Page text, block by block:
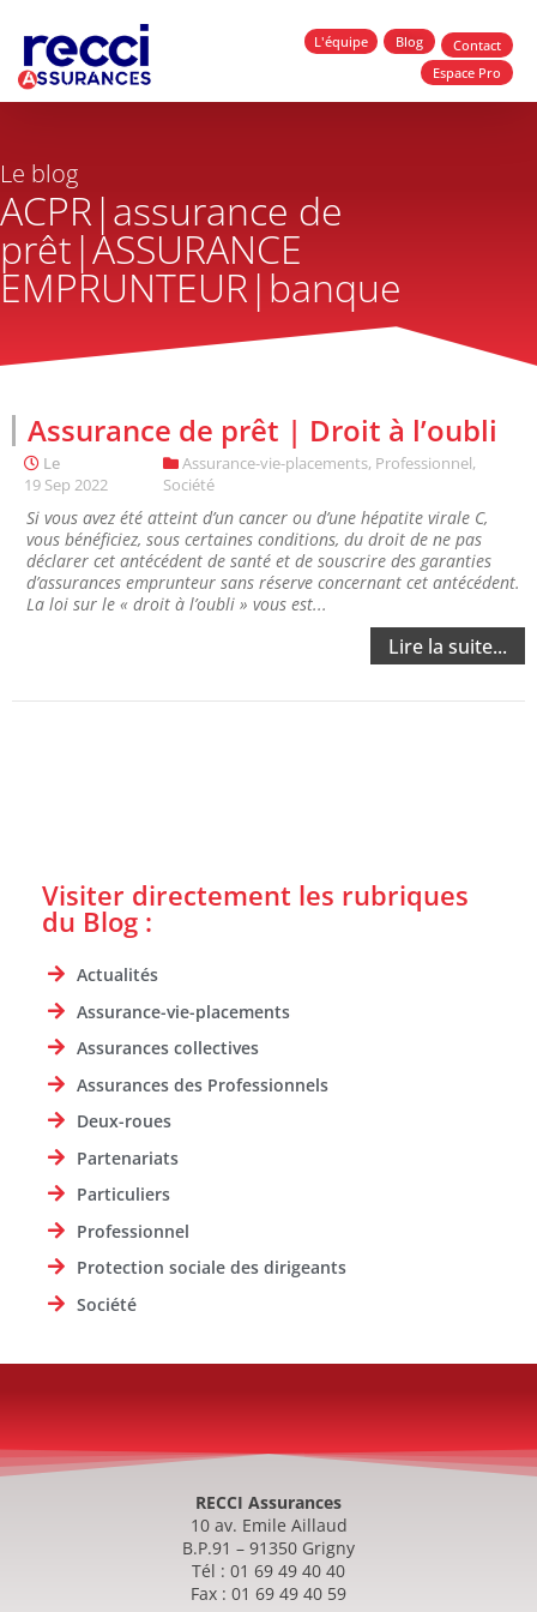
L'équipe Blog
Contact
Espace Pro
Le blog
ACPR|assurance de
prêt|ASSURANCE
EMPRUNTEUR|banque
Assurance de prêt | Droit à l’oubli
Le
19 Sep 2022
Assurance-vie-placements, Professionnel,
Société
Si vous avez été atteint d’un cancer ou d’une hépatite virale C,
vous bénéficiez, sous certaines conditions, du droit de ne pas
déclarer cet antécédent de santé et de souscrire des garanties
d’assurances emprunteur sans réserve concernant cet antécédent.
La loi sur le « droit à l’oubli » vous est...
Lire la suite...
Visiter directement les rubriques
du Blog :
Actualités
Assurance-vie-placements
Assurances collectives
Assurances des Professionnels
Deux-roues
Partenariats
Particuliers
Professionnel
Protection sociale des dirigeants
Société
RECCI Assurances
10 av. Emile Aillaud
B.P.91 – 91350 Grigny
Tél : 01 69 49 40 40
Fax : 01 69 49 40 59